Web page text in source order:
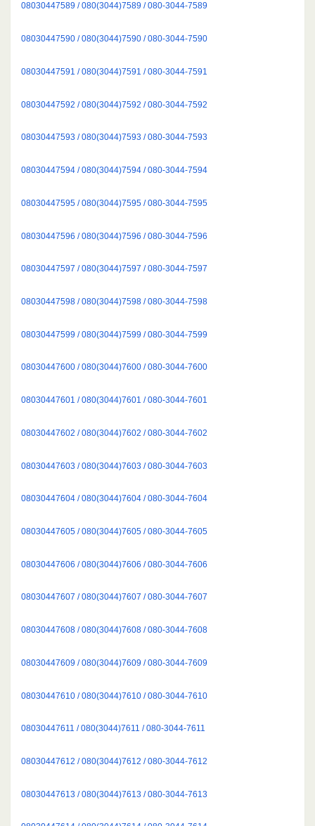
08030447589 / 080(3044)7589 / 080-3044-7589
08030447590 / 080(3044)7590 / 080-3044-7590
08030447591 / 080(3044)7591 / 080-3044-7591
08030447592 / 080(3044)7592 / 080-3044-7592
08030447593 / 080(3044)7593 / 080-3044-7593
08030447594 / 080(3044)7594 / 080-3044-7594
08030447595 / 080(3044)7595 / 080-3044-7595
08030447596 / 080(3044)7596 / 080-3044-7596
08030447597 / 080(3044)7597 / 080-3044-7597
08030447598 / 080(3044)7598 / 080-3044-7598
08030447599 / 080(3044)7599 / 080-3044-7599
08030447600 / 080(3044)7600 / 080-3044-7600
08030447601 / 080(3044)7601 / 080-3044-7601
08030447602 / 080(3044)7602 / 080-3044-7602
08030447603 / 080(3044)7603 / 080-3044-7603
08030447604 / 080(3044)7604 / 080-3044-7604
08030447605 / 080(3044)7605 / 080-3044-7605
08030447606 / 080(3044)7606 / 080-3044-7606
08030447607 / 080(3044)7607 / 080-3044-7607
08030447608 / 080(3044)7608 / 080-3044-7608
08030447609 / 080(3044)7609 / 080-3044-7609
08030447610 / 080(3044)7610 / 080-3044-7610
08030447611 / 080(3044)7611 / 080-3044-7611
08030447612 / 080(3044)7612 / 080-3044-7612
08030447613 / 080(3044)7613 / 080-3044-7613